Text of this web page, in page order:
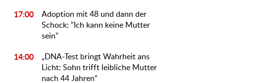
17:00
Adoption mit 48 und dann der
Schock: "Ich kann keine Mutter
sein"
14:00
„DNA-Test bringt Wahrheit ans
Licht: Sohn trifft leibliche Mutter
nach 44 Jahren“